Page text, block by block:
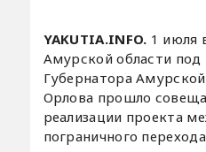
YAKUTIA.INFO. 1 июля
Амурской области под
Губернатора
Орлова прошло
реализации проекта
пограничного